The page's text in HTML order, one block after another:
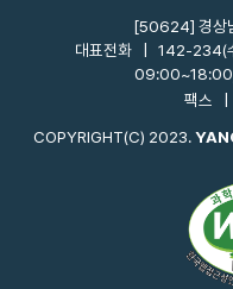
열
[50624] 경상
대표전화
142-234(
09:00~18:00,
팩스
COPYRIGHT(C) 2023.